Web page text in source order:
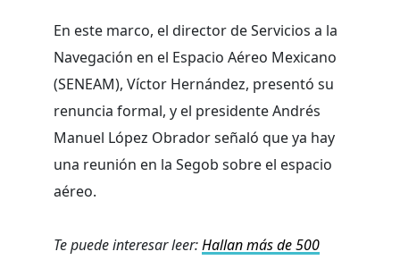
En este marco, el director de Servicios a la
Navegación en el Espacio Aéreo Mexicano
(SENEAM), Víctor Hernández, presentó su
renuncia formal, y el presidente Andrés
Manuel López Obrador señaló que ya hay
una reunión en la Segob sobre el espacio
aéreo.
Te puede interesar leer:Hallan más de 500